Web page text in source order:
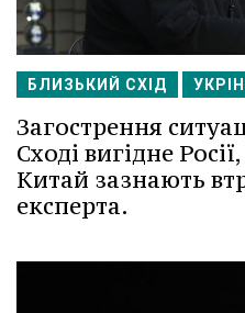
БЛИЗЬКИЙ СХІД
Загострення
Сході вигідне
Китай зазнають
експерта.